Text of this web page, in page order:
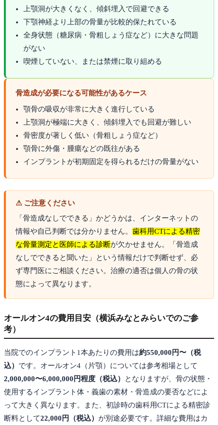
上顎洞が大きくなく、傾斜埋入で回避できる
下顎神経より上部の骨量が比較的保たれている
全身状態（糖尿病・骨粗しょう症など）に大きな問題
がない
喫煙していない、または禁煙に取り組める
骨造成が必要になる可能性があるケース
顎骨の吸収が非常に大きく進行している
上顎洞が極端に大きく、傾斜埋入でも回避が難しい
骨密度が著しく低い（骨粗しょう症など）
顎骨に外傷・腫瘍などの既往がある
インプラントが初期固定を得られるだけの骨量がない
⚠ ご注意ください
「骨造成なしでできる」かどうかは、インターネットの
情報や自己判断では分かりません。 歯科用CTによる精密
な骨量測定と医師による診断が欠かせません。「骨造成
なしでできると聞いた」という情報だけで判断せず、必
ず専門医にご相談ください。治療の適否は個人の骨の状
態によって異なります。
オールオン4の費用目安（横浜みなとみらいでのご参
考）
当院でのインプラント1本あたりの費用は約550,000円〜（税
込） です。オールオン4（片顎）については参考相場として
2,000,000〜6,000,000円程度（税込）
となりますが、骨の状態・
使用するインプラント体・義歯の素材・骨造成の要否などによ
って大きく異なります。また、初診時の歯科用CTによる精密診
断料として22,000円（税込） が別途必要です。詳細な費用はカ